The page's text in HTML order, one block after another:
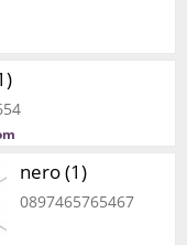
nero (1)
0897465765467